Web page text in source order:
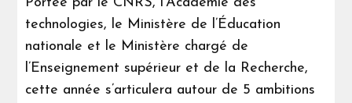
technologies, le Ministère de l’Éducation
nationale et le Ministère chargé de
l’Enseignement supérieur et de la Recherche,
cette année s’articulera autour de 5 ambitions